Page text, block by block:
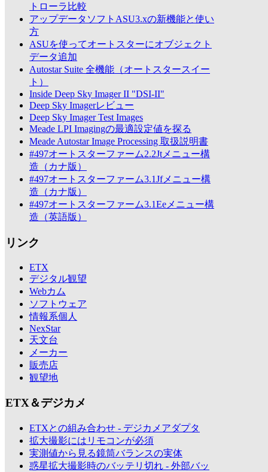
トローラ比較
アップデータソフトASU3.xの新機能と使い
方
ASUを使ってオートスターにオブジェクト
データ追加
Autostar Suite 全機能（オートスタースイー
ト）
Inside Deep Sky Imager II "DSI-II"
Deep Sky Imagerレビュー
Deep Sky Imager Test Images
Meade LPI Imagingの最適設定値を探る
Meade Autostar Image Processing 取扱説明書
#497オートスターファーム2.2Jtメニュー構
造（カナ版）
#497オートスターファーム3.1Jfメニュー構
造（カナ版）
#497オートスターファーム3.1Eeメニュー構
造（英語版）
リンク
ETX
デジタル観望
Webカム
ソフトウェア
情報系個人
NexStar
天文台
メーカー
販売店
観望地
ETX＆デジカメ
ETXとの組み合わせ - デジカメアダプタ
拡大撮影にはリモコンが必須
実測値から見る鏡筒バランスの実体
惑星拡大撮影時のバッテリ切れ - 外部バッ